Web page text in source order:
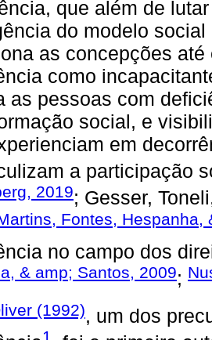
que além de
do modelo
as concepções
como
as pessoas com
social, e
em
a participação
2019; Gesser,
Fontes, Hespanha,
no campo dos
& amp; Santos, 2009;
(1992), um dos